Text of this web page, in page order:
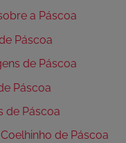
a Páscoa
Páscoa
de Páscoa
Páscoa
de Páscoa
de Páscoa